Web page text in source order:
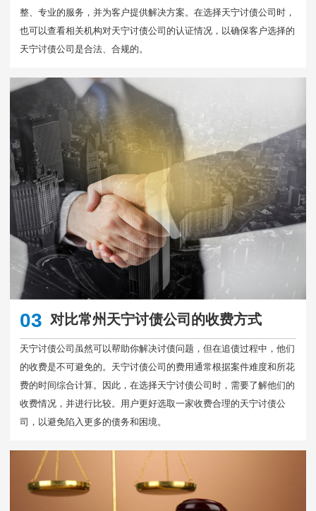
整、专业的服务，并为客户提供解决方案。在选择天宁讨债公司时，
也可以查看相关机构对天宁讨债公司的认证情况，以确保客户选择的
天宁讨债公司是合法、合规的。
03 对比常州天宁讨债公司的收费方式
天宁讨债公司虽然可以帮助你解决讨债问题，但在追债过程中，他们
的收费是不可避免的。天宁讨债公司的费用通常根据案件难度和所花
费的时间综合计算。因此，在选择天宁讨债公司时，需要了解他们的
收费情况，并进行比较。用户更好选取一家收费合理的天宁讨债公
司，以避免陷入更多的债务和困境。